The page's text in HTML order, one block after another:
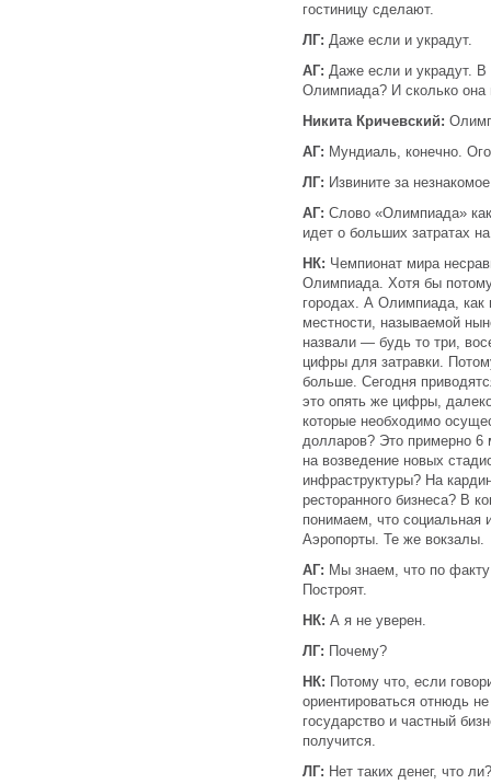
гостиницу сделают.
ЛГ: Даже если и украдут.
АГ: Даже если и украдут.
Олимпиада? И сколько она
Никита Кричевский:
АГ: Мундиаль, конечно.
ЛГ: Извините за
АГ: Слово «Олимпиада»
идет о больших затратах
НК: Чемпионат мира
Олимпиада. Хотя бы
городах. А Олимпиада, как
местности, называемой
назвали — будь то три,
цифры для затравки.
больше. Сегодня
это опять же цифры,
которые необходимо
долларов? Это примерно 6
на возведение новых
инфраструктуры? На
ресторанного бизнеса? В
понимаем, что социальная
Аэропорты. Те же вокзалы.
АГ: Мы знаем, что по
Построят.
НК: А я не уверен.
ЛГ: Почему?
НК: Потому что, если
ориентироваться отнюдь
государство и частный
получится.
ЛГ: Нет таких денег, что ли?